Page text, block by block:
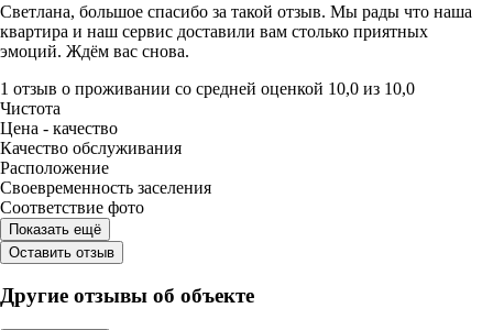
Светлана, большое спасибо за такой отзыв. Мы рады что наша
квартира и наш сервис доставили вам столько приятных
эмоций. Ждём вас снова.
1 отзыв о проживании со средней оценкой 10,0 из 10,0
Чистота
Цена - качество
Качество обслуживания
Расположение
Своевременность заселения
Соответствие фото
Показать ещё
Оставить отзыв
Другие отзывы об объекте